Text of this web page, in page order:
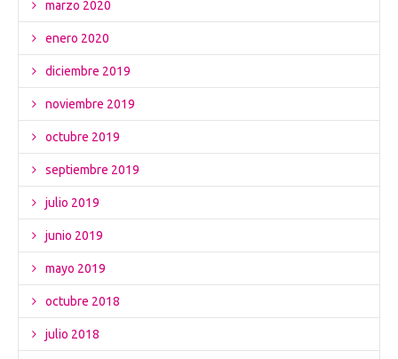
marzo 2020
enero 2020
diciembre 2019
noviembre 2019
octubre 2019
septiembre 2019
julio 2019
junio 2019
mayo 2019
octubre 2018
julio 2018